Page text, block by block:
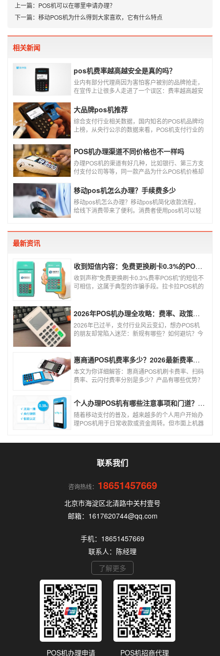
上一篇： POS机可以在哪里申请办理？
下一篇： 移动POS机为什么得到大家喜欢，它有什么特点
相关新闻
pos机费率越高越安全是真的吗？
业内有部分代理商因为害怕客户被别的品牌抢走，
在宣传上让很多人走进了一个误区：费率越高越安
真的是这样吗?
大品牌pos机推荐
综合支付行业相关数据，国内知名的POS机品牌均
上榜，从央行公示的数据来看，POS机支付行业的
中，瑞银信与随行付增长率居于较快的水平，如今
POS机品牌各种各样，每年支付公司都会上几个新
品牌，所以我们在选择POS机的时候，一定认证正
规一清机。
POS机办理渠道不同价格也不一样吗
办理POS机的渠道有好几种，比如银行、第三方支
付支付公司等等，同一款产品为什么POS机价格却
和大家说说为什么同一款产品会有好几个价格，究
竟是什么原因呢？
移动pos机怎么办理？手续费多少
移动pos机怎么办理？移动pos机简化收款流程，
给线下消费带来了便利。消费者使用pos机可以轻
最新资讯
收到短信内容：免费更换刷卡0.3%的POS机，可以相信吗？
收到声称"免费更换刷卡0.3%费率POS机"的短信不
可相信，这属于典型的诈骗手段。拉卡拉POS机的
风险。以下结合权威信息分析原因及应对建议：2026年POS机办理全攻略：费率、政策、避坑一篇讲清
2026年已过半，支付行业风云变幻，想办POS机
的朋友却常陷入迷茫：新规有哪些？如何避坑？今
使用！
惠商通POS机费率多少？2026最新费率标准及办理全攻略
本文为你详细解答：惠商通POS机刷卡费率、扫码
费率、云闪付费率分别是多少？产品有哪些优势？
个人办理POS机有哪些注意事项和门道？（2026最新避坑指南）
随着移动支付的普及，越来越多的个人用户开始办
理POS机用于日常收款或资金周转。但市面上机器
联系我们
咨询热线： 18651457669
北京市海淀区北清路中关村壹号
邮箱：1617620744@qq.com
手机：18651457669
联系人：陈经理
了解更多
POS机办理申请 POS机招商代理